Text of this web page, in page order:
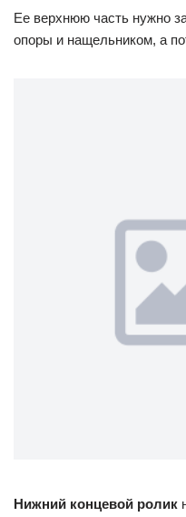
Ее верхнюю часть нужно
опоры и нащельником, а
Нижний концевой ролик